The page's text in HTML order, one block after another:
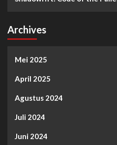
Archives
Mei 2025
April 2025
Agustus 2024
Juli 2024
Juni 2024